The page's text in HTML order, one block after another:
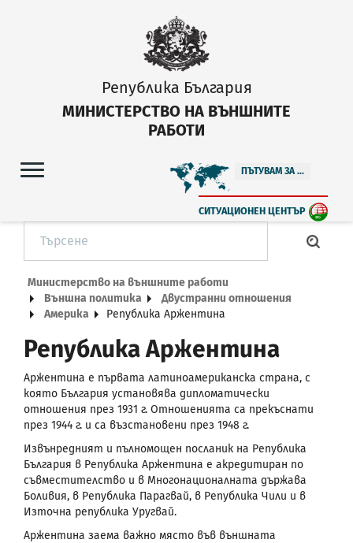
Република България
МИНИСТЕРСТВО НА ВЪНШНИТЕ
РАБОТИ
ПЪТУВАМ ЗА ...
СИТУАЦИОНЕН ЦЕНТЪР
Министерство на външните работи
Външна политика
Двустранни отношения
Америка
Република Аржентина
Република Аржентина
Аржентина е първата латиноамериканска страна, с
която България установява дипломатически
отношения през 1931 г. Отношенията са прекъснати
през 1944 г. и са възстановени през 1948 г.
Извънредният и пълномощен посланик на Република
България в Република Аржентина е акредитиран по
съвместителство и в Многонационалната държава
Боливия, в Република Парагвай, в Република Чили и в
Източна република Уругвай.
Аржентина заема важно място във външната